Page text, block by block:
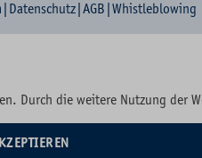
Datenschutz AGB Whistleblowing
Durch die weitere Nutzung der